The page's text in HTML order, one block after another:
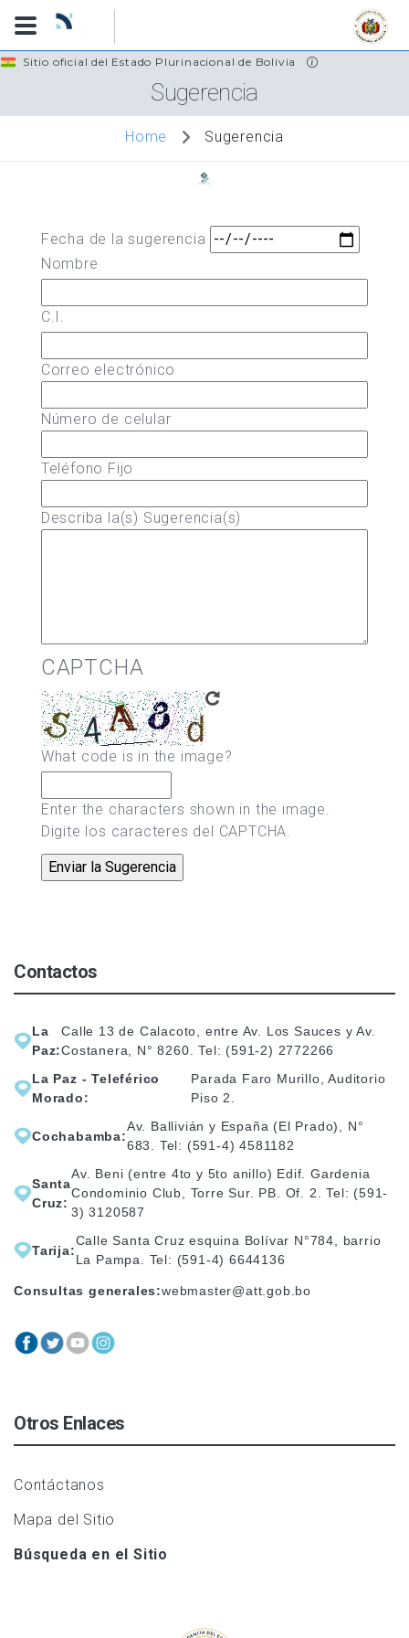
Skip
to
main
content
Sitio oficial del Estado Plurinacional de Bolivia
Sugerencia
Home Sugerencia
Fecha de la sugerencia
Nombre
C.I.
Correo electrónico
Número de celular
Teléfono Fijo
Describa la(s) Sugerencia(s)
CAPTCHA
What code is in the image?
Enter the characters shown in the image.
Digite los caracteres del CAPTCHA.
Contactos
La
Paz:
Calle 13 de Calacoto, entre Av. Los Sauces y Av.
Costanera, N° 8260. Tel: (591-2) 2772266
La Paz - Teleférico
Morado:
Parada Faro Murillo, Auditorio
Piso 2.
Cochabamba:
Av. Ballivián y España (El Prado), N°
683. Tel: (591-4) 4581182
Santa
Cruz:
Av. Beni (entre 4to y 5to anillo) Edif. Gardenia
Condominio Club, Torre Sur. PB. Of. 2. Tel: (591-
3) 3120587
Tarija:
Calle Santa Cruz esquina Bolívar N°784, barrio
La Pampa. Tel: (591-4) 6644136
Consultas generales:webmaster@att.gob.bo
Otros Enlaces
Contáctanos
Mapa del Sitio
Búsqueda en el Sitio